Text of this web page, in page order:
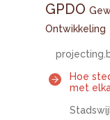
GPDO
Ontwikkeling
Hoe
met